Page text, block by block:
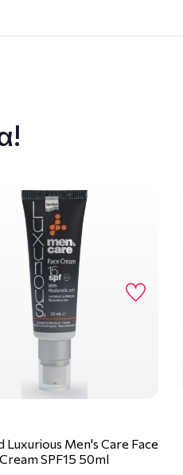
Luxurious Men's Care Face
Cream SPF15 50ml